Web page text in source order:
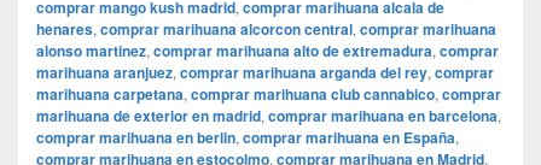
comprar mango kush madrid, comprar marihuana alcala de
henares, comprar marihuana alcorcon central, comprar marihuana
alonso martinez, comprar marihuana alto de extremadura, comprar
marihuana aranjuez, comprar marihuana arganda del rey, comprar
marihuana carpetana, comprar marihuana club cannabico, comprar
marihuana de exterior en madrid, comprar marihuana en barcelona,
comprar marihuana en berlin, comprar marihuana en España,
comprar marihuana en estocolmo, comprar marihuana en Madrid,